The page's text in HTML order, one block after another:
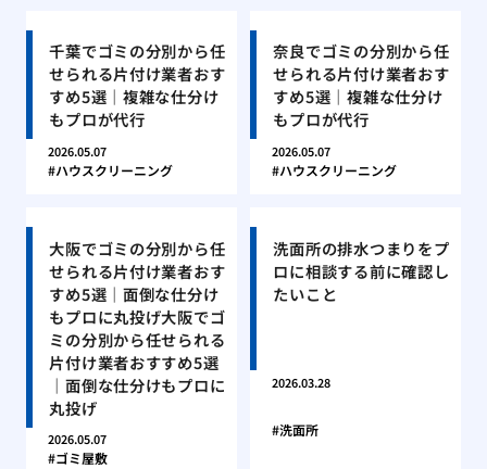
千葉でゴミの分別から任
せられる片付け業者おす
すめ5選｜複雑な仕分け
もプロが代行
2026.05.07
ハウスクリーニング
奈良でゴミの分別から任
せられる片付け業者おす
すめ5選｜複雑な仕分け
もプロが代行
2026.05.07
ハウスクリーニング
大阪でゴミの分別から任
せられる片付け業者おす
すめ5選｜面倒な仕分け
もプロに丸投げ大阪でゴ
ミの分別から任せられる
片付け業者おすすめ5選
｜面倒な仕分けもプロに
丸投げ
2026.05.07
ゴミ屋敷
洗面所の排水つまりをプ
ロに相談する前に確認し
たいこと
2026.03.28
洗面所